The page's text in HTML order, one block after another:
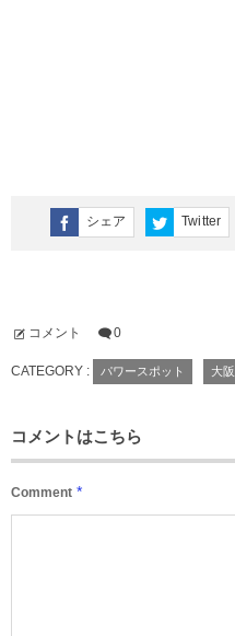
シェア Twitter
コメント 0
CATEGORY : パワースポット 大阪
コメントはこちら
Comment *